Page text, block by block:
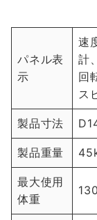
パネル表
示
速
計
回
ス
製品寸法
製品重量
最大使用
体重